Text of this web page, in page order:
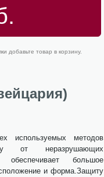
добавьте товар в корзину.
используемых методов
от неразрушающих
обеспечивает большое
и форма.Защиту